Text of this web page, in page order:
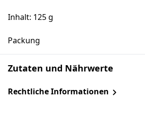
Inhalt: 125 g
Packung
Zutaten und Nährwerte
Rechtliche Informationen